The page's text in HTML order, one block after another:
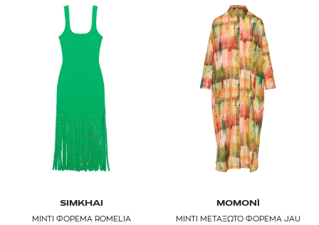
SIMKHAI
ΜΙΝΤΙ ΦΟΡΕΜΑ ROMELIA
MOMONÌ
ΜΙΝΤΙ ΜΕΤΑΞΩΤΟ ΦΟΡΕΜΑ JAU